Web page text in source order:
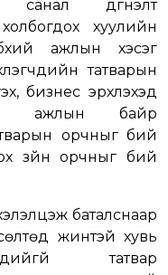
санал дүгнэлт
хуулийн
ажлын хэсэг
татварын
бизнес эрхлэхэд
ажлын байр
орчныг бий
зүйн орчныг бий
баталснаар
жинтэй хувь
татвар